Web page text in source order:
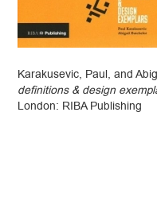
Karakusevic, Paul, and
definitions & design
London: RIBA Publishing